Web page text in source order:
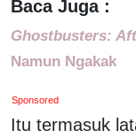
Baca Juga :
Ghostbusters:
Namun Ngakak
Sponsored
Itu termasuk